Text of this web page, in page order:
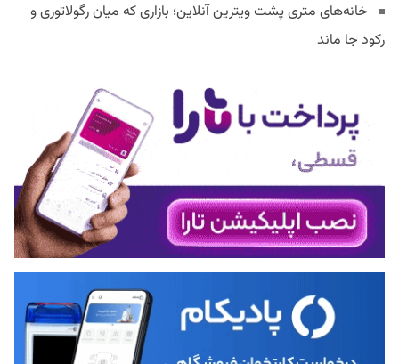
خانه‌های متری پشت ویترین آنلاین؛ بازاری که میان رگولاتوری و
رکود جا ماند